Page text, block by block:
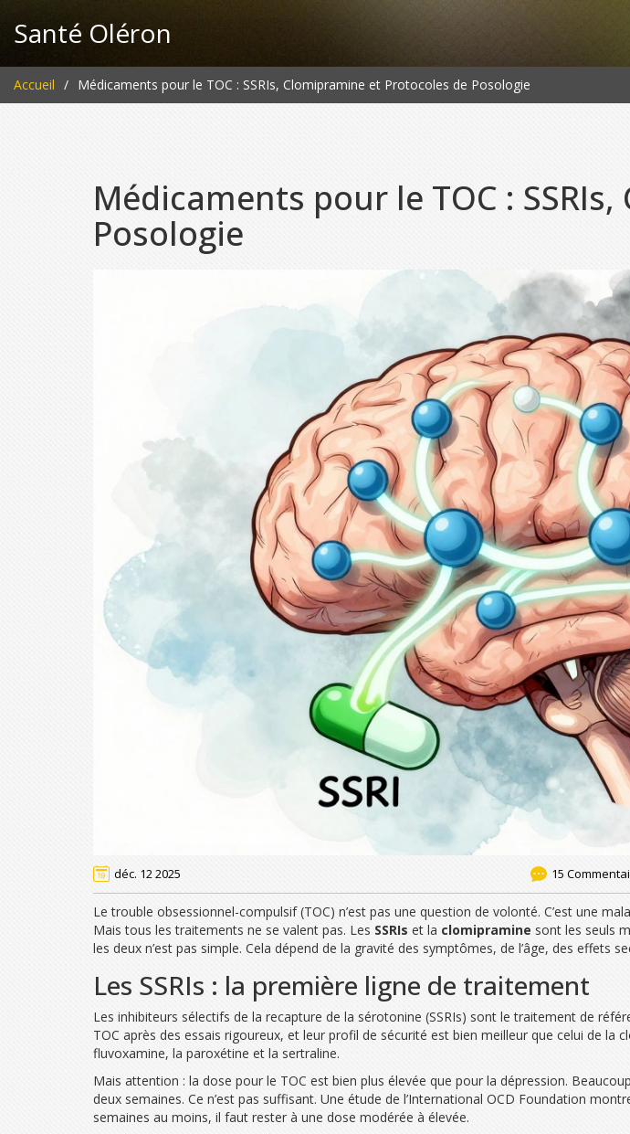
Santé Oléron
Accueil Médicaments pour le TOC : SSRIs, Clomipramine et Protocoles de Posologie
Médicaments pour le TOC :
Posologie
déc. 12 2025 15
Le trouble obsessionnel-compulsif (TOC) n’est pas une question de volonté. C’est une
Mais tous les traitements ne se valent pas. Les SSRIs et la clomipramine sont les seuls
les deux n’est pas simple. Cela dépend de la gravité des symptômes, de l’âge, des effets
Les SSRIs : la première ligne de traitement
Les inhibiteurs sélectifs de la recapture de la sérotonine (SSRIs) sont le traitement de
TOC après des essais rigoureux, et leur profil de sécurité est bien meilleur que celui de
fluvoxamine, la paroxétine et la sertraline.
Mais attention : la dose pour le TOC est bien plus élevée que pour la dépression.
deux semaines. Ce n’est pas suffisant. Une étude de l’International OCD Foundation
semaines au moins, il faut rester à une dose modérée à élevée.